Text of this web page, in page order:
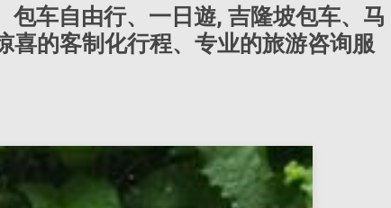
车自由行、一日遊, 吉隆坡包车、马
喜的客制化行程、专业的旅游咨询服